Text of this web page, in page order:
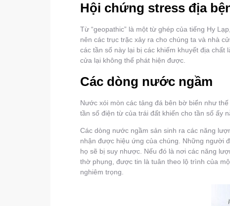
Hội chứng stress địa
Từ “geopathic” là một từ ghép của tiếng Hy
nên các trục trặc xảy ra cho chúng ta và nhà
các tần số này lại bị các khiếm khuyết địa
cửa lại không thể phát hiện được.
Các dòng nước ngầm
Nước xói mòn các tảng đá bên bờ biển như
tần số điện từ của trái đất khiến cho tần số ấy
Các dòng nước ngầm sản sinh ra các năng
nhận được hiệu ứng của chúng. Những người
họ sẽ bị suy nhược. Nếu đó là nơi các năng
thờ phụng, được tin là tuân theo lộ trình của
nghiêm trọng.